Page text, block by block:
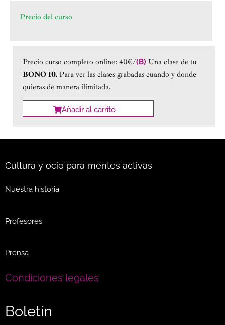
Precio del curso
Precio curso completo online: 40€/(B) Una clase de tu
BONO 10. Para ver las clases grabadas cuando y donde
quieras de manera ilimitada.
Añadir al carrito
Cultura y ocio para mentes activas
Nuestra historia
Profesores
Prensa
Condiciones legales
Boletín